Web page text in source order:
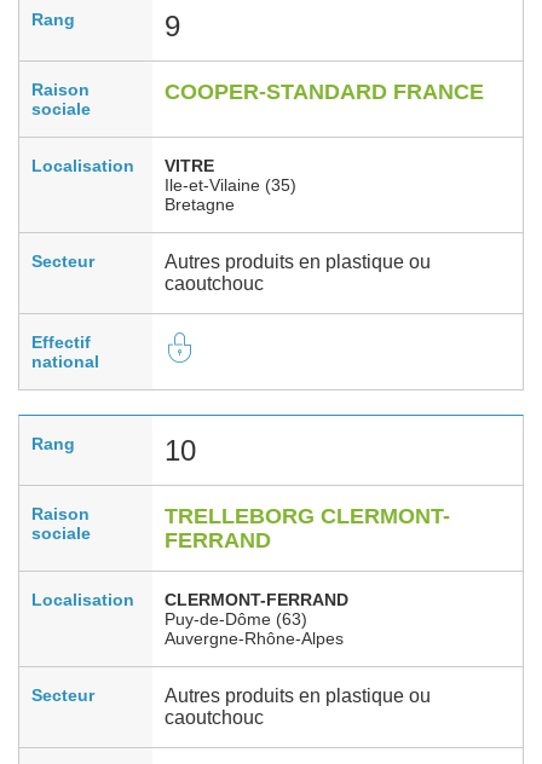
Rang 9
Raison
sociale
COOPER-STANDARD FRANCE
Localisation
VITRE
Ile-et-Vilaine (35)
Bretagne
Secteur
Autres produits en plastique ou
caoutchouc
Effectif
national
Rang 10
Raison
sociale
TRELLEBORG CLERMONT-
FERRAND
Localisation
CLERMONT-FERRAND
Puy-de-Dôme (63)
Auvergne-Rhône-Alpes
Secteur
Autres produits en plastique ou
caoutchouc